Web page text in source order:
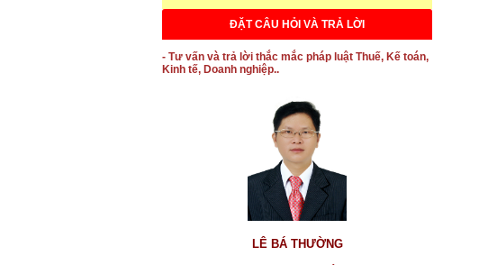
ĐẶT CÂU HỎI VÀ TRẢ LỜI
- Tư vấn và trả lời thắc mắc pháp luật Thuế, Kế toán,
Kinh tế, Doanh nghiệp..
LÊ BÁ THƯỜNG
* Lừa đảo mua bán cùng một căn hộ cho nhiều khách
* Bất động sản là miếng bánh ngon